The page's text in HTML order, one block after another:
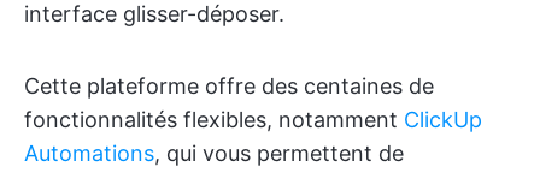
interface glisser-déposer.
Cette plateforme offre des centaines de
fonctionnalités flexibles, notamment ClickUp
Automations, qui vous permettent de